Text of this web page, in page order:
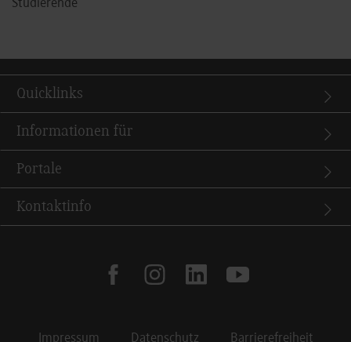
Studierende
Quicklinks
Informationen für
Portale
Kontaktinfo
facebookinstagramlinkedin youtube